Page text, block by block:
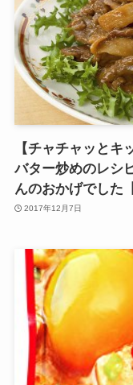
【チャチャッとキ
バター炒めのレシ
んのおかげでした
2017年12月7日